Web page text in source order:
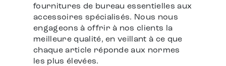
fournitures de bureau essentielles aux
accessoires spécialisés. Nous nous
engageons à offrir à nos clients la
meilleure qualité, en veillant à ce que
chaque article réponde aux normes
les plus élevées.